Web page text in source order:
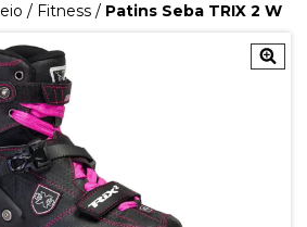
/ Fitness / Patins Seba TRIX 2 W